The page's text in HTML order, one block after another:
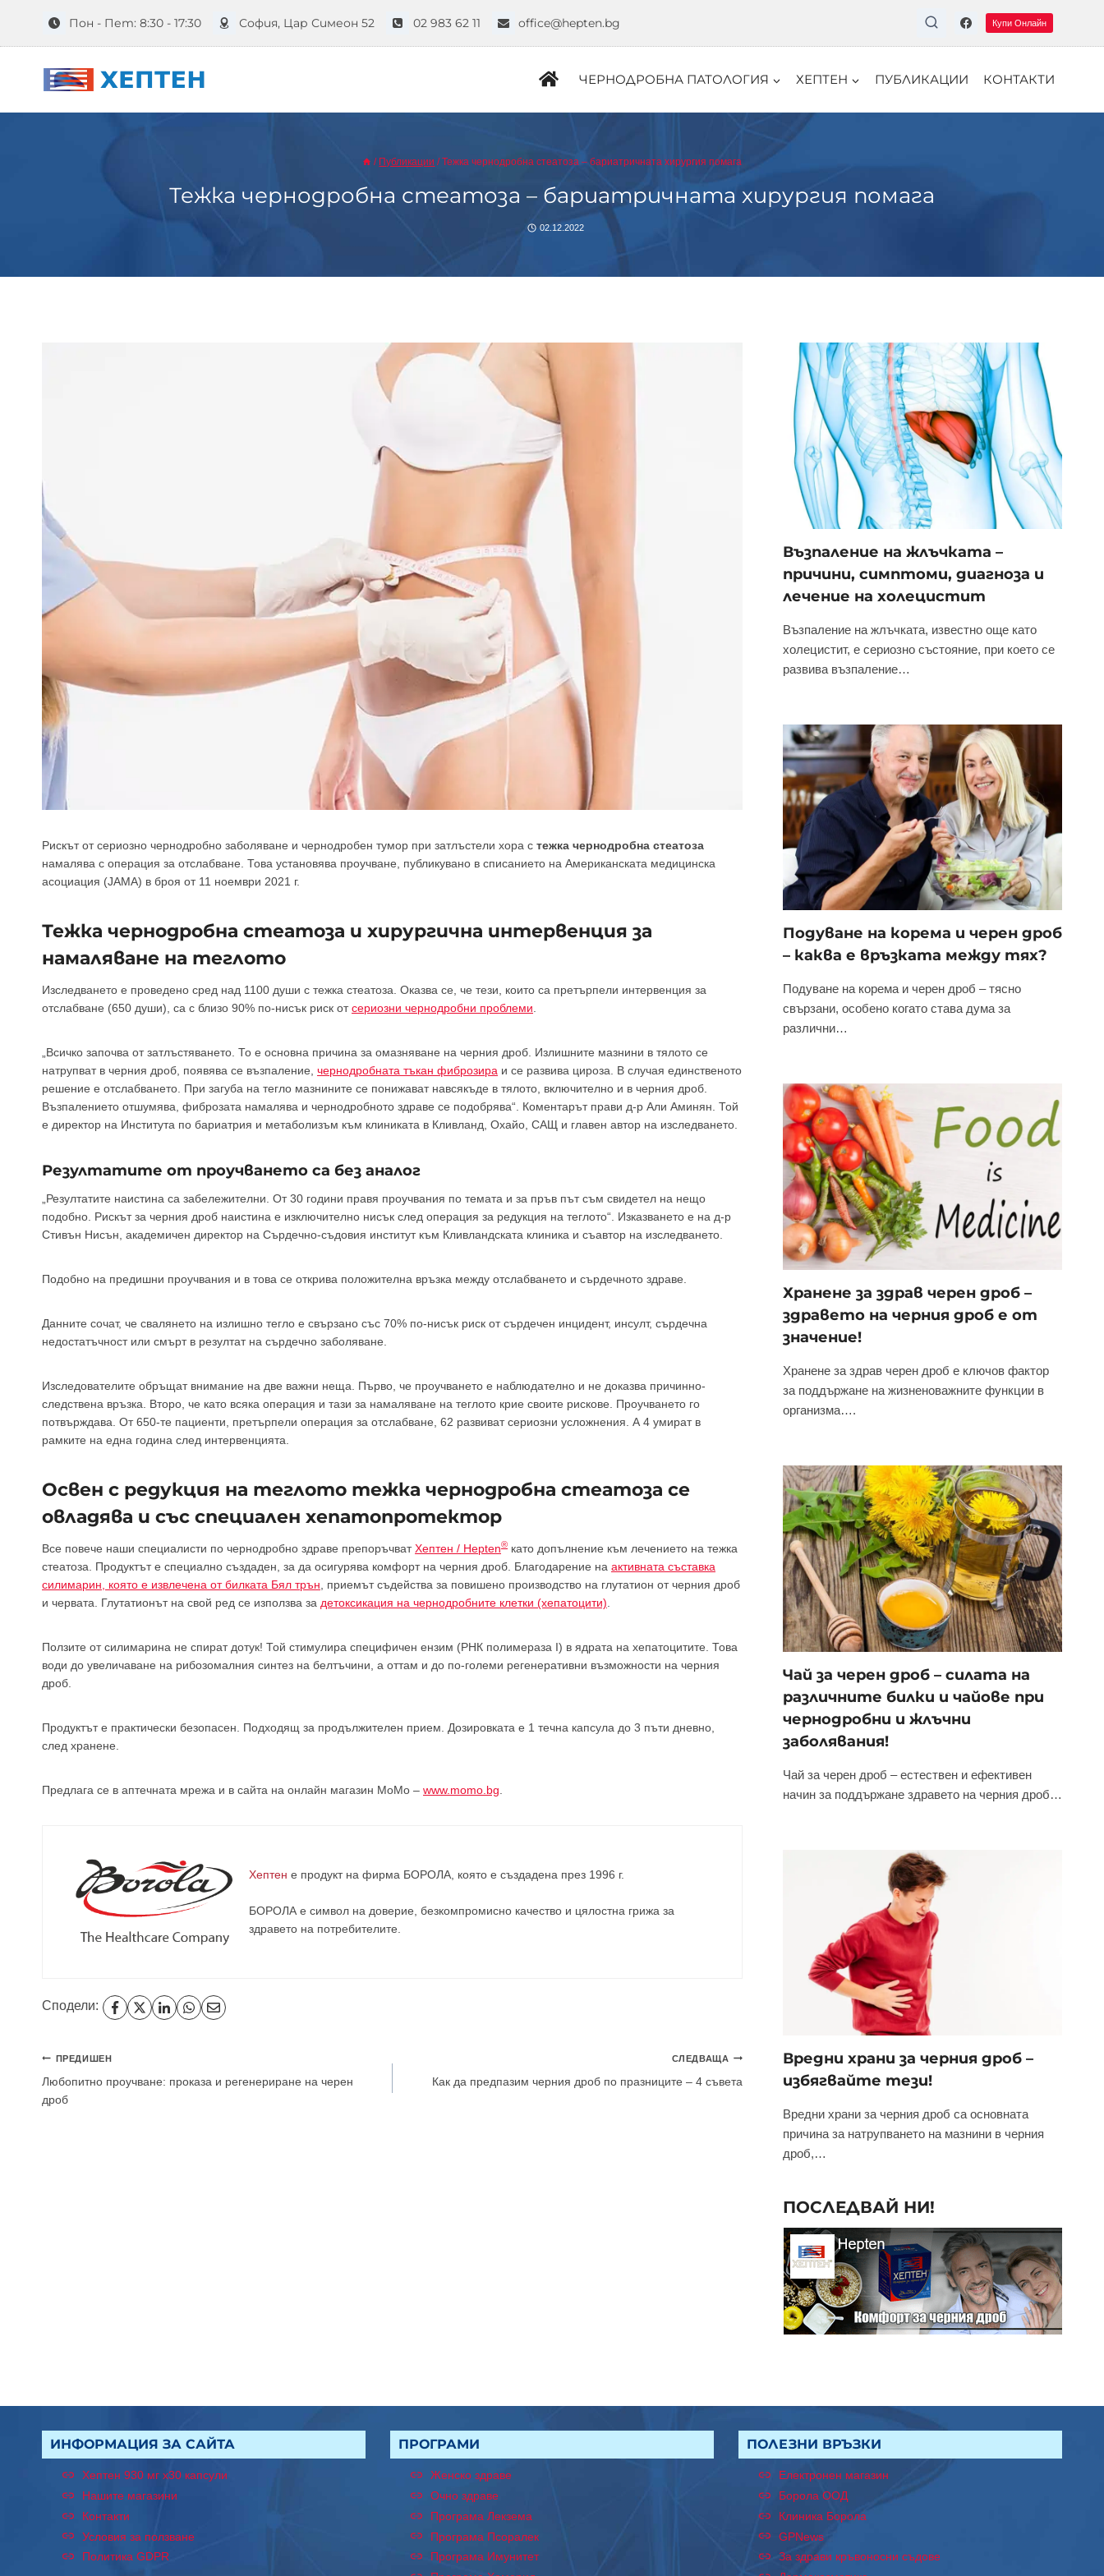
съдържаниетоПон - Пет: 8:30 - 17:30 София, Цар Симеон 52 02 983 62 11 office@hepten.bg Купи Онлайн
ЧЕРНОДРОБНА ПАТОЛОГИЯ ХЕПТЕН ПУБЛИКАЦИИ КОНТАКТИ
/ Публикации / Тежка чернодробна стеатоза – бариатричната хирургия помага
Тежка чернодробна стеатоза – бариатричната хирургия помага
02.12.2022
Рискът от сериозно чернодробно заболяване и чернодробен тумор при затлъстели хора с тежка чернодробна стеатоза
намалява с операция за отслабване. Това установява проучване, публикувано в списанието на Американската медицинска
асоциация (JAMA) в броя от 11 ноември 2021 г.
Тежка чернодробна стеатоза и хирургична интервенция за
намаляване на теглото
Изследването е проведено сред над 1100 души с тежка стеатоза. Оказва се, че тези, които са претърпели интервенция за
отслабване (650 души), са с близо 90% по-нисък риск отсериозни чернодробни проблеми
„Всичко започва от затлъстяването. То е основна причина за омазняване на черния дроб. Излишните мазнини в тялото се
натрупват в черния дроб, появява се възпаление, чернодробната тъкан фиброзира и се развива цироза. В случая единственото
решение е отслабването. При загуба на тегло мазнините се понижават навсякъде в тялото, включително и в черния дроб.
Възпалението отшумява, фиброзата намалява и чернодробното здраве се подобрява“. Коментарът прави д-р Али Аминян. Той
е директор на Института по бариатрия и метаболизъм към клиниката в Кливланд, Охайо, САЩ и главен автор на изследването.
Резултатите от проучването са без аналог
„Резултатите наистина са забележителни. От 30 години правя проучвания по темата и за пръв път съм свидетел на нещо
подобно. Рискът за черния дроб наистина е изключително нисък след операция за редукция на теглото“. Изказването е на д-р
Стивън Нисън, академичен директор на Сърдечно-съдовия институт към Кливландската клиника и съавтор на изследването.
Подобно на предишни проучвания и в това се открива положителна връзка между отслабването и сърдечното здраве.
Данните сочат, че свалянето на излишно тегло е свързано със 70% по-нисък риск от сърдечен инцидент, инсулт, сърдечна
недостатъчност или смърт в резултат на сърдечно заболяване.
Изследователите обръщат внимание на две важни неща. Първо, че проучването е наблюдателно и не доказва причинно-
следствена връзка. Второ, че като всяка операция и тази за намаляване на теглото крие своите рискове. Проучването го
потвърждава. От 650-те пациенти, претърпели операция за отслабване, 62 развиват сериозни усложнения. А 4 умират в
рамките на една година след интервенцията.
Освен с редукция на теглото тежка чернодробна стеатоза се
овладява и със специален хепатопротектор
Все повече наши специалисти по чернодробно здраве препоръчватХептен / Hepten® като допълнение към лечението на тежка
стеатоза. Продуктът е специално създаден, за да осигурява комфорт на черния дроб. Благодарение на активната съставка
силимарин, която е извлечена от билката Бял трън , приемът съдейства за повишено производство на глутатион от черния дроб
и червата. Глутатионът на свой ред се използва за детоксикация на чернодробните клетки (хепатоцити)
Ползите от силимарина не спират дотук! Той стимулира специфичен ензим (РНК полимераза I) в ядрата на хепатоцитите. Това
води до увеличаване на рибозомалния синтез на белтъчини, а оттам и до по-големи регенеративни възможности на черния
дроб.
Продуктът е практически безопасен. Подходящ за продължителен прием. Дозировката е 1 течна капсула до 3 пъти дневно,
след хранене.
Предлага се в аптечната мрежа и в сайта на онлайн магазин МоМо – www.momo.bg
Хептен е продукт на фирма БОРОЛА, която е създадена през 1996 г.
БОРОЛА е символ на доверие, безкомпромисно качество и цялостна грижа за
здравето на потребителите
Сподели:
Навигация
ПРЕДИШЕН
Любопитно проучване: проказа и регенериране на черен
дроб
СЛЕДВАЩА
Как да предпазим черния дроб по празниците – 4 съвета
Възпаление на жлъчката –
причини, симптоми, диагноза и
лечение на холецистит
Възпаление на жлъчката, известно още като
холецистит, е сериозно състояние, при което се
развива възпаление…
Подуване на корема и черен дроб
– каква е връзката между тях?
Подуване на корема и черен дроб – тясно
свързани, особено когато става дума за
различни…
Хранене за здрав черен дроб –
здравето на черния дроб е от
значение!
Хранене за здрав черен дроб е ключов фактор
за поддържане на жизненоважните функции в
организма….
Чай за черен дроб – силата на
различните билки и чайове при
чернодробни и жлъчни
заболявания!
Чай за черен дроб – естествен и ефективен
начин за поддържане здравето на черния дроб…
Вредни храни за черния дроб –
избягвайте тези!
Вредни храни за черния дроб са основната
причина за натрупването на мазнини в черния
дроб,…
ПОСЛЕДВАЙ НИ!
ИНФОРМАЦИЯ ЗА САЙТА
Хептен 930 мг x30 капсули
Нашите магазини
Контакти
Условия за ползване
Политика GDPR
ПРОГРАМИ
Женско здраве
Очно здраве
Програма Лекзема
Програма Псоралек
Програма Имунитет
ПОЛЕЗНИ ВРЪЗКИ
Електронен магазин
Борола ООД
Клиника Борола
GPNews
За здрави кръвоносни съдове